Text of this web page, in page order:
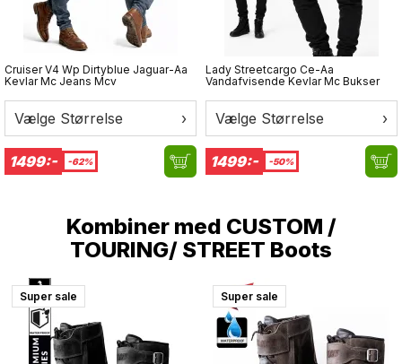
Cruiser V4 Wp Dirtyblue Jaguar-Aa
Kevlar Mc Jeans Mcv
Vælge Størrelse ›
1499:- -62%
Lady Streetcargo Ce-Aa
Vandafvisende Kevlar Mc Bukser
Vælge Størrelse ›
1499:- -50%
Kombiner med CUSTOM /
TOURING/ STREET Boots
Super sale Super sale